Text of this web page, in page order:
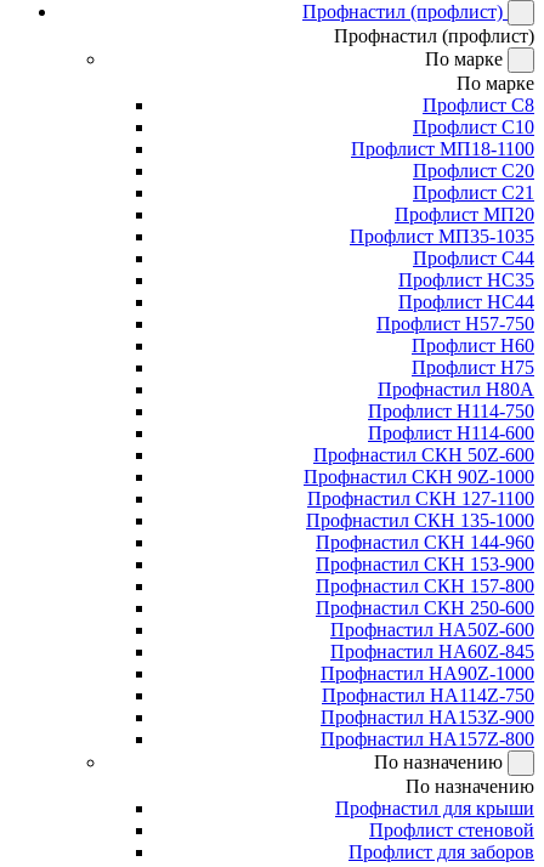
Профнастил (профлист)
Профнастил (профлист)
По марке
По марке
Профлист С8
Профлист С10
Профлист МП18-1100
Профлист С20
Профлист С21
Профлист МП20
Профлист МП35-1035
Профлист С44
Профлист НС35
Профлист НС44
Профлист Н57-750
Профлист Н60
Профлист Н75
Профнастил Н80А
Профлист Н114-750
Профлист Н114-600
Профнастил СКН 50Z-600
Профнастил СКН 90Z-1000
Профнастил СКН 127-1100
Профнастил СКН 135-1000
Профнастил СКН 144-960
Профнастил СКН 153-900
Профнастил СКН 157-800
Профнастил СКН 250-600
Профнастил НА50Z-600
Профнастил НА60Z-845
Профнастил НА90Z-1000
Профнастил НА114Z-750
Профнастил НА153Z-900
Профнастил НА157Z-800
По назначению
По назначению
Профнастил для крыши
Профлист стеновой
Профлист для заборов